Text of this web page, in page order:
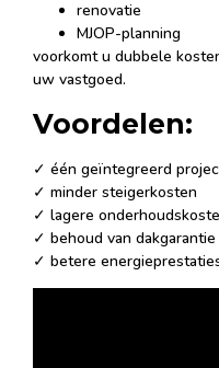
renovatie
MJOP-planning
voorkomt u dubbele
uw vastgoed.
Voordelen:
✓ één geïntegreerd
✓ minder steigerkosten
✓ lagere
✓ behoud van dakgarantie
✓ betere